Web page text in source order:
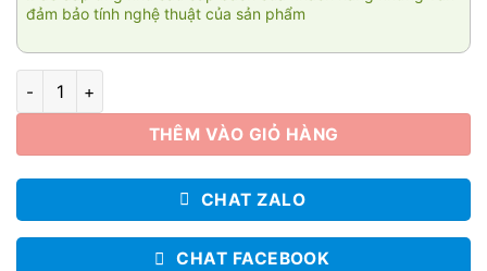
đảm bảo tính nghệ thuật của sản phẩm
Nỗi nhớ số lượng
THÊM VÀO GIỎ HÀNG
CHAT ZALO
CHAT FACEBOOK